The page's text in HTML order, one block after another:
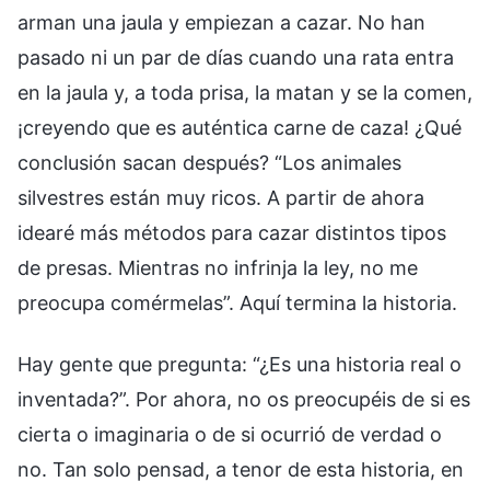
arman una jaula y empiezan a cazar. No han
pasado ni un par de días cuando una rata entra
en la jaula y, a toda prisa, la matan y se la comen,
¡creyendo que es auténtica carne de caza! ¿Qué
conclusión sacan después? “Los animales
silvestres están muy ricos. A partir de ahora
idearé más métodos para cazar distintos tipos
de presas. Mientras no infrinja la ley, no me
preocupa comérmelas”. Aquí termina la historia.
Hay gente que pregunta: “¿Es una historia real o
inventada?”. Por ahora, no os preocupéis de si es
cierta o imaginaria o de si ocurrió de verdad o
no. Tan solo pensad, a tenor de esta historia, en